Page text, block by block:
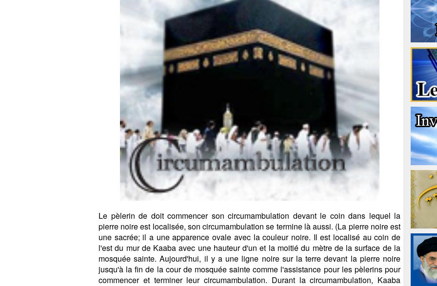
Le pèlerin de doit commencer son circumambulation devant le coin dans lequel la
pierre noire est localisée, son circumambulation se termine là aussi. (La pierre noire est
une sacrée; il a une apparence ovale avec la couleur noire. Il est localisé au coin de
l'est du mur de Kaaba avec une hauteur d'un et la moitié du mètre de la surface de la
mosquée sainte. Aujourd'hui, il y a une ligne noire sur la terre devant la pierre noire
jusqu'à la fin de la cour de mosquée sainte comme l'assistance pour les pèlerins pour
commencer et terminer leur circumambulation. Durant la circumambulation, Kaaba